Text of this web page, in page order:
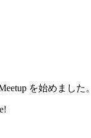
を始めました。